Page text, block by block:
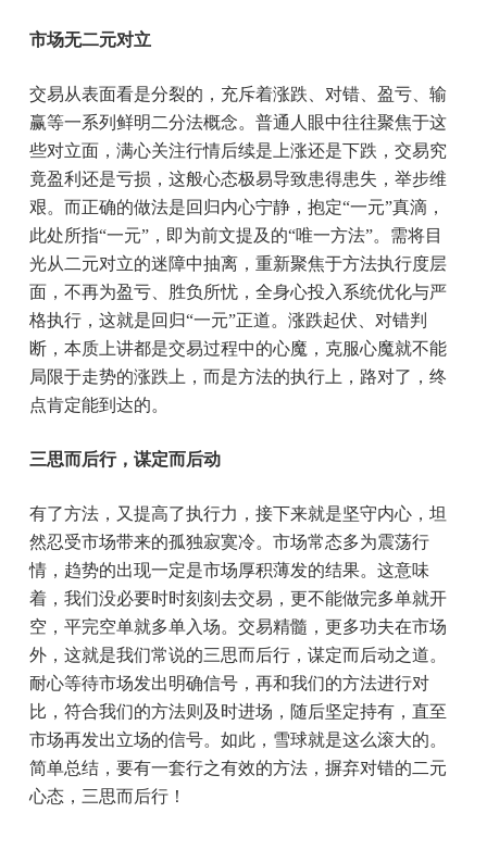
市场无二元对立
交易从表面看是分裂的，充斥着涨跌、对错、盈亏、输
赢等一系列鲜明二分法概念。普通人眼中往往聚焦于这
些对立面，满心关注行情后续是上涨还是下跌，交易究
竟盈利还是亏损，这般心态极易导致患得患失，举步维
艰。而正确的做法是回归内心宁静，抱定“一元”真滴，
此处所指“一元”，即为前文提及的“唯一方法”。需将目
光从二元对立的迷障中抽离，重新聚焦于方法执行度层
面，不再为盈亏、胜负所忧，全身心投入系统优化与严
格执行，这就是回归“一元”正道。涨跌起伏、对错判
断，本质上讲都是交易过程中的心魔，克服心魔就不能
局限于走势的涨跌上，而是方法的执行上，路对了，终
点肯定能到达的。
三思而后行，谋定而后动
有了方法，又提高了执行力，接下来就是坚守内心，坦
然忍受市场带来的孤独寂寞冷。市场常态多为震荡行
情，趋势的出现一定是市场厚积薄发的结果。这意味
着，我们没必要时时刻刻去交易，更不能做完多单就开
空，平完空单就多单入场。交易精髓，更多功夫在市场
外，这就是我们常说的三思而后行，谋定而后动之道。
耐心等待市场发出明确信号，再和我们的方法进行对
比，符合我们的方法则及时进场，随后坚定持有，直至
市场再发出立场的信号。如此，雪球就是这么滚大的。
简单总结，要有一套行之有效的方法，摒弃对错的二元
心态，三思而后行！